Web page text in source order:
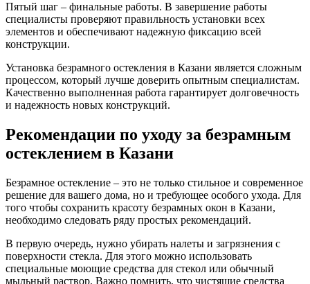
Пятый шаг – финальные работы. В завершение работы
специалисты проверяют правильность установки всех
элементов и обеспечивают надежную фиксацию всей
конструкции.
Установка безрамного остекления в Казани является сложным
процессом, который лучше доверить опытным специалистам.
Качественно выполненная работа гарантирует долговечность
и надежность новых конструкций.
Рекомендации по уходу за безрамным
остеклением в Казани
Безрамное остекление – это не только стильное и современное
решение для вашего дома, но и требующее особого ухода. Для
того чтобы сохранить красоту безрамных окон в Казани,
необходимо следовать ряду простых рекомендаций.
В первую очередь, нужно убирать налеты и загрязнения с
поверхности стекла. Для этого можно использовать
специальные моющие средства для стекол или обычный
мыльный раствор. Важно помнить, что чистящие средства